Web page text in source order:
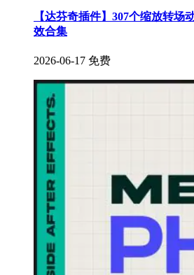
【达芬奇插件】307个缩放转场
效合集
2026-06-17 免费